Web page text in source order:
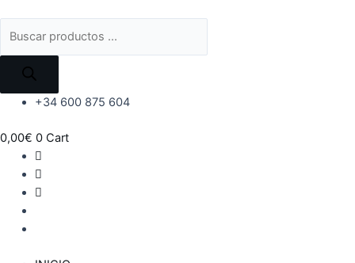
contenido
de
+34 600 875 604
0,00€ 0 Cart